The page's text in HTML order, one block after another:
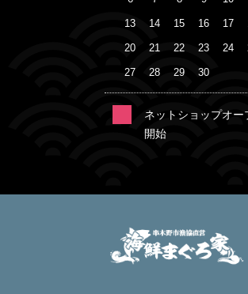
13 14 15 16 17
20 21 22 23 24
27 28 29 30
ネットショップオ
開始